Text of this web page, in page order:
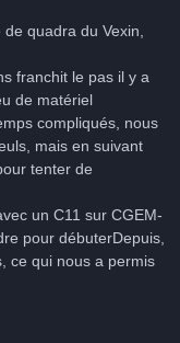
quadra du Vexin,
franchit le pas il y a
de matériel
compliqués, nous
mais en suivant
tenter de
un C11 sur CGEM-
pour débuterDepuis,
ce qui nous a permis